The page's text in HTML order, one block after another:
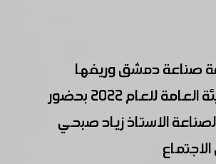
صناعة دمشق وريفها
اجتماع الهيئة العامة للعام ٢٠٢٢ بحضور
الاستاذ زياد صبحي